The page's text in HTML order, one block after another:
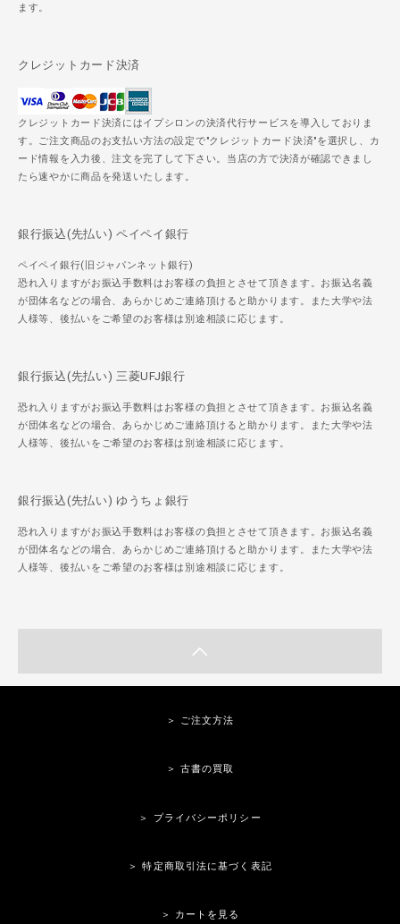
ます。
クレジットカード決済
クレジットカード決済にはイプシロンの決済代行サービスを導入しておりま
す。ご注文商品のお支払い方法の設定で"クレジットカード決済"を選択し、カ
ード情報を入力後、注文を完了して下さい。当店の方で決済が確認できまし
たら速やかに商品を発送いたします。
銀行振込(先払い) ペイペイ銀行
ペイペイ銀行(旧ジャパンネット銀行)
恐れ入りますがお振込手数料はお客様の負担とさせて頂きます。お振込名義
が団体名などの場合、あらかじめご連絡頂けると助かります。また大学や法
人様等、後払いをご希望のお客様は別途相談に応じます。
銀行振込(先払い) 三菱UFJ銀行
恐れ入りますがお振込手数料はお客様の負担とさせて頂きます。お振込名義
が団体名などの場合、あらかじめご連絡頂けると助かります。また大学や法
人様等、後払いをご希望のお客様は別途相談に応じます。
銀行振込(先払い) ゆうちょ銀行
恐れ入りますがお振込手数料はお客様の負担とさせて頂きます。お振込名義
が団体名などの場合、あらかじめご連絡頂けると助かります。また大学や法
人様等、後払いをご希望のお客様は別途相談に応じます。
＞ ご注文方法
＞ 古書の買取
＞ プライバシーポリシー
＞ 特定商取引法に基づく表記
＞ カートを見る